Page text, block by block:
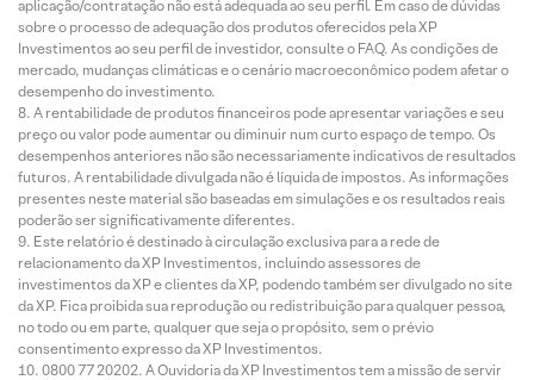
aplicação/contratação não está adequada ao seu perfil. Em caso de dúvidas
sobre o processo de adequação dos produtos oferecidos pela XP
Investimentos ao seu perfil de investidor, consulte o FAQ. As condições de
mercado, mudanças climáticas e o cenário macroeconômico podem afetar o
desempenho do investimento.
A rentabilidade de produtos financeiros pode apresentar variações e seu
preço ou valor pode aumentar ou diminuir num curto espaço de tempo. Os
desempenhos anteriores não são necessariamente indicativos de resultados
futuros. A rentabilidade divulgada não é líquida de impostos. As informações
presentes neste material são baseadas em simulações e os resultados reais
poderão ser significativamente diferentes.
Este relatório é destinado à circulação exclusiva para a rede de
relacionamento da XP Investimentos, incluindo assessores de
investimentos da XP e clientes da XP, podendo também ser divulgado no site
da XP. Fica proibida sua reprodução ou redistribuição para qualquer pessoa,
no todo ou em parte, qualquer que seja o propósito, sem o prévio
consentimento expresso da XP Investimentos.
0800 77 20202. A Ouvidoria da XP Investimentos tem a missão de servir